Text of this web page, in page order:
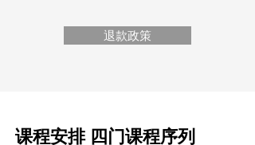
退款政策
课程安排 四门课程序列